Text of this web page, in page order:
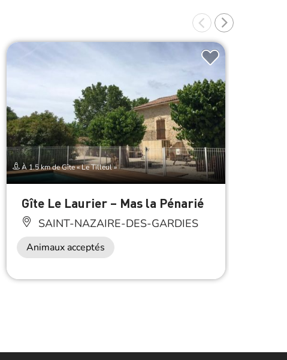
À 1.5 km de Gîte « Le Tilleul »
Gîte Le Laurier – Mas la Pénarié
SAINT-NAZAIRE-DES-GARDIES
Animaux acceptés